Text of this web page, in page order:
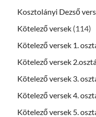
Kosztolányi Dezső
Kötelező versek (114)
Kötelező versek 1.
Kötelező versek
Kötelező versek 3.
Kötelező versek 4.
Kötelező versek 5.